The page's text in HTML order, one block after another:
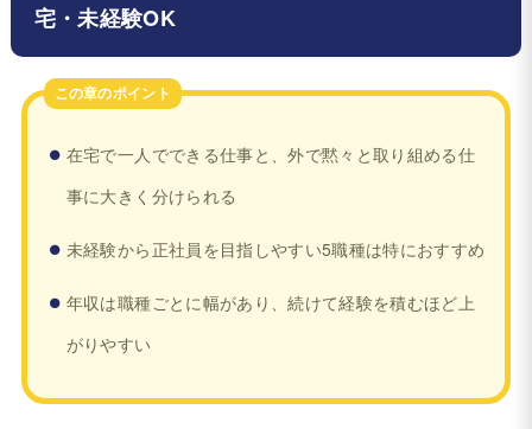
宅・未経験OK
この章のポイント
在宅で一人でできる仕事と、外で黙々と取り組める仕
事に大きく分けられる
未経験から正社員を目指しやすい5職種は特におすすめ
年収は職種ごとに幅があり、続けて経験を積むほど上
がりやすい